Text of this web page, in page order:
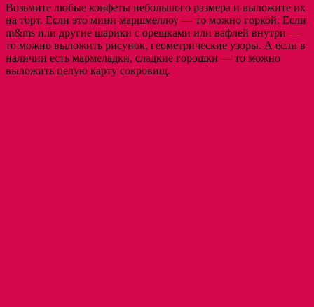
Возьмите любые конфеты небольшого размера и выложите их
на торт. Если это мини маршмеллоу — то можно горкой. Если
m&ms или другие шарики с орешками или вафлей внутри —
то можно выложить рисунок, геометрические узоры. А если в
наличии есть мармеладки, сладкие горошки — то можно
выложить целую карту сокровищ.